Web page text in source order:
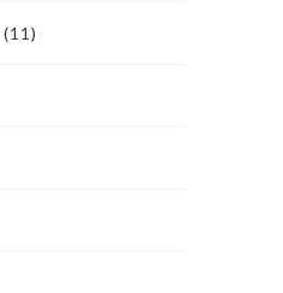
(11)